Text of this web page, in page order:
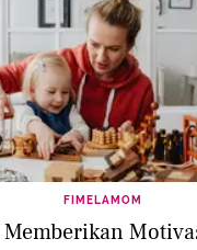
FIMELAMOM